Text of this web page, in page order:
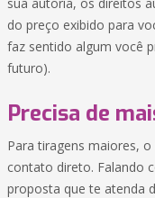
do preço exibido para
faz sentido algum você
futuro).
Precisa de
Para tiragens maiores,
contato direto. Falando
proposta que te atenda